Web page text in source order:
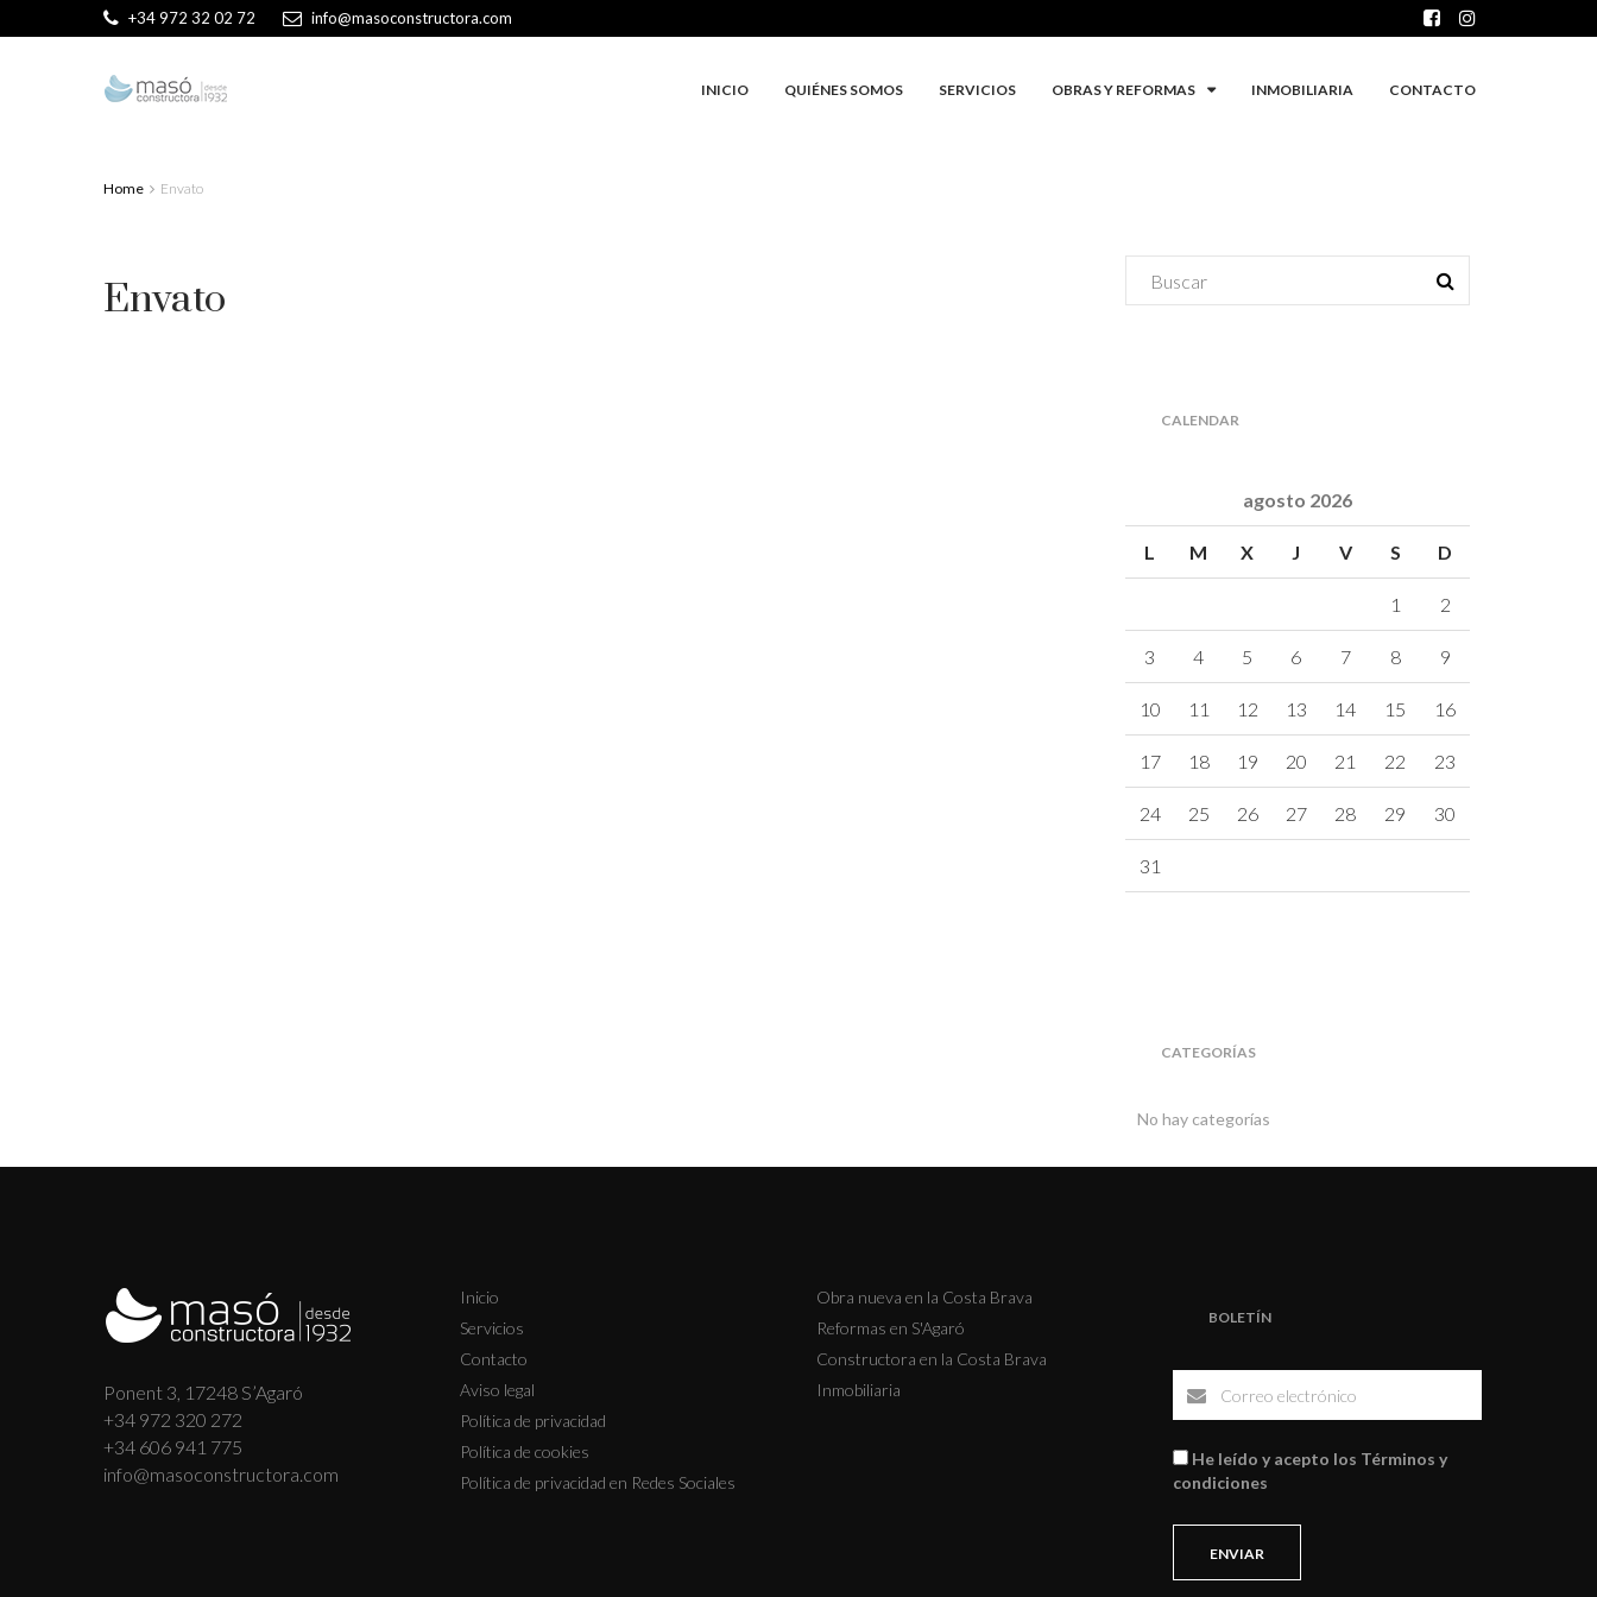
+34 972 32 02 72 info@masoconstructora.com
INICIO QUIÉNES SOMOS SERVICIOS OBRAS Y REFORMAS INMOBILIARIA CONTACTO
Home Envato
Envato
CALENDAR
agosto 2026
L M X J V S D
1 2
3 4 5 6 7 8 9
10 11 12 13 14 15 16
17 18 19 20 21 22 23
24 25 26 27 28 29 30
31
CATEGORÍAS
No hay categorías
Ponent 3, 17248 S’Agaró
+34 972 320 272
+34 606 941 775
info@masoconstructora.com
Inicio
Servicios
Contacto
Aviso legal
Política de privacidad
Política de cookies
Política de privacidad en Redes Sociales
Obra nueva en la Costa Brava
Reformas en S'Agaró
Constructora en la Costa Brava
Inmobiliaria
BOLETÍN
He leído y acepto los Términos y
condiciones
ENVIAR